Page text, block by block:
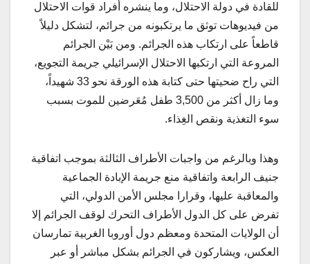
للقادة في دولة الاحتلال، وما ينشره أفراد قوات الاحتلال
من فيديوهات توثق ما يرتكبونه من جرائم، لتشكل دليلاً
قاطعاً على ارتكاب هذه الجرائم. ومن بَيْن الجرائم
المروعة التي ارتكبها الاحتلال الإسرائيلي جريمة التجويع،
التي راح ضحيتها حتى كتابة هذه الورقة نحو 33 شهيداً،
وما زال أكثر من 3,500 طفل مُعَرضين للموت بسبب
سوء التغذية ونقص الغِذاء.
وهذا وبالرغم من واجبات الأطراف الثالثة بموجب اتفاقية
جنيف الرابعة واتفاقية منع جريمة الإبادة الجماعية
والمعاقبة عليها، وقرارا مجلس الأمن الدولي، التي
تفرض على كل الدول الأطراف التحرك لوقف الجرائم إلا
أن الولايات المتحدة ومعظم دول أوروبا الغربية تمارسان
العكس، ويشاركون في الجرائم بشكل مباشر أو عبر